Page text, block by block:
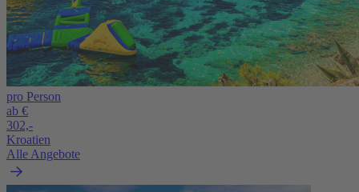
pro Person
ab €
302,-
Kroatien
Alle Angebote